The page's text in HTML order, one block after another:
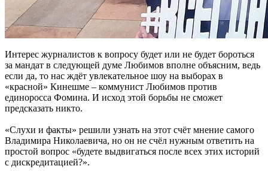
Интерес журналистов к вопросу будет или не будет бороться
за мандат в следующей думе Любимов вполне объясним, ведь
если да, то нас ждёт увлекательное шоу на выборах в
«красной» Кинешме – коммунист Любимов против
единоросса Фомина. И исход этой борьбы не сможет
предсказать никто.
«Слухи и факты» решили узнать на этот счёт мнение самого
Владимира Николаевича, но он не счёл нужным ответить на
простой вопрос «будете выдвигаться после всех этих историй
с дискредитацией?».